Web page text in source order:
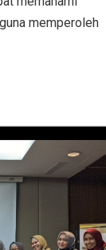
memperoleh